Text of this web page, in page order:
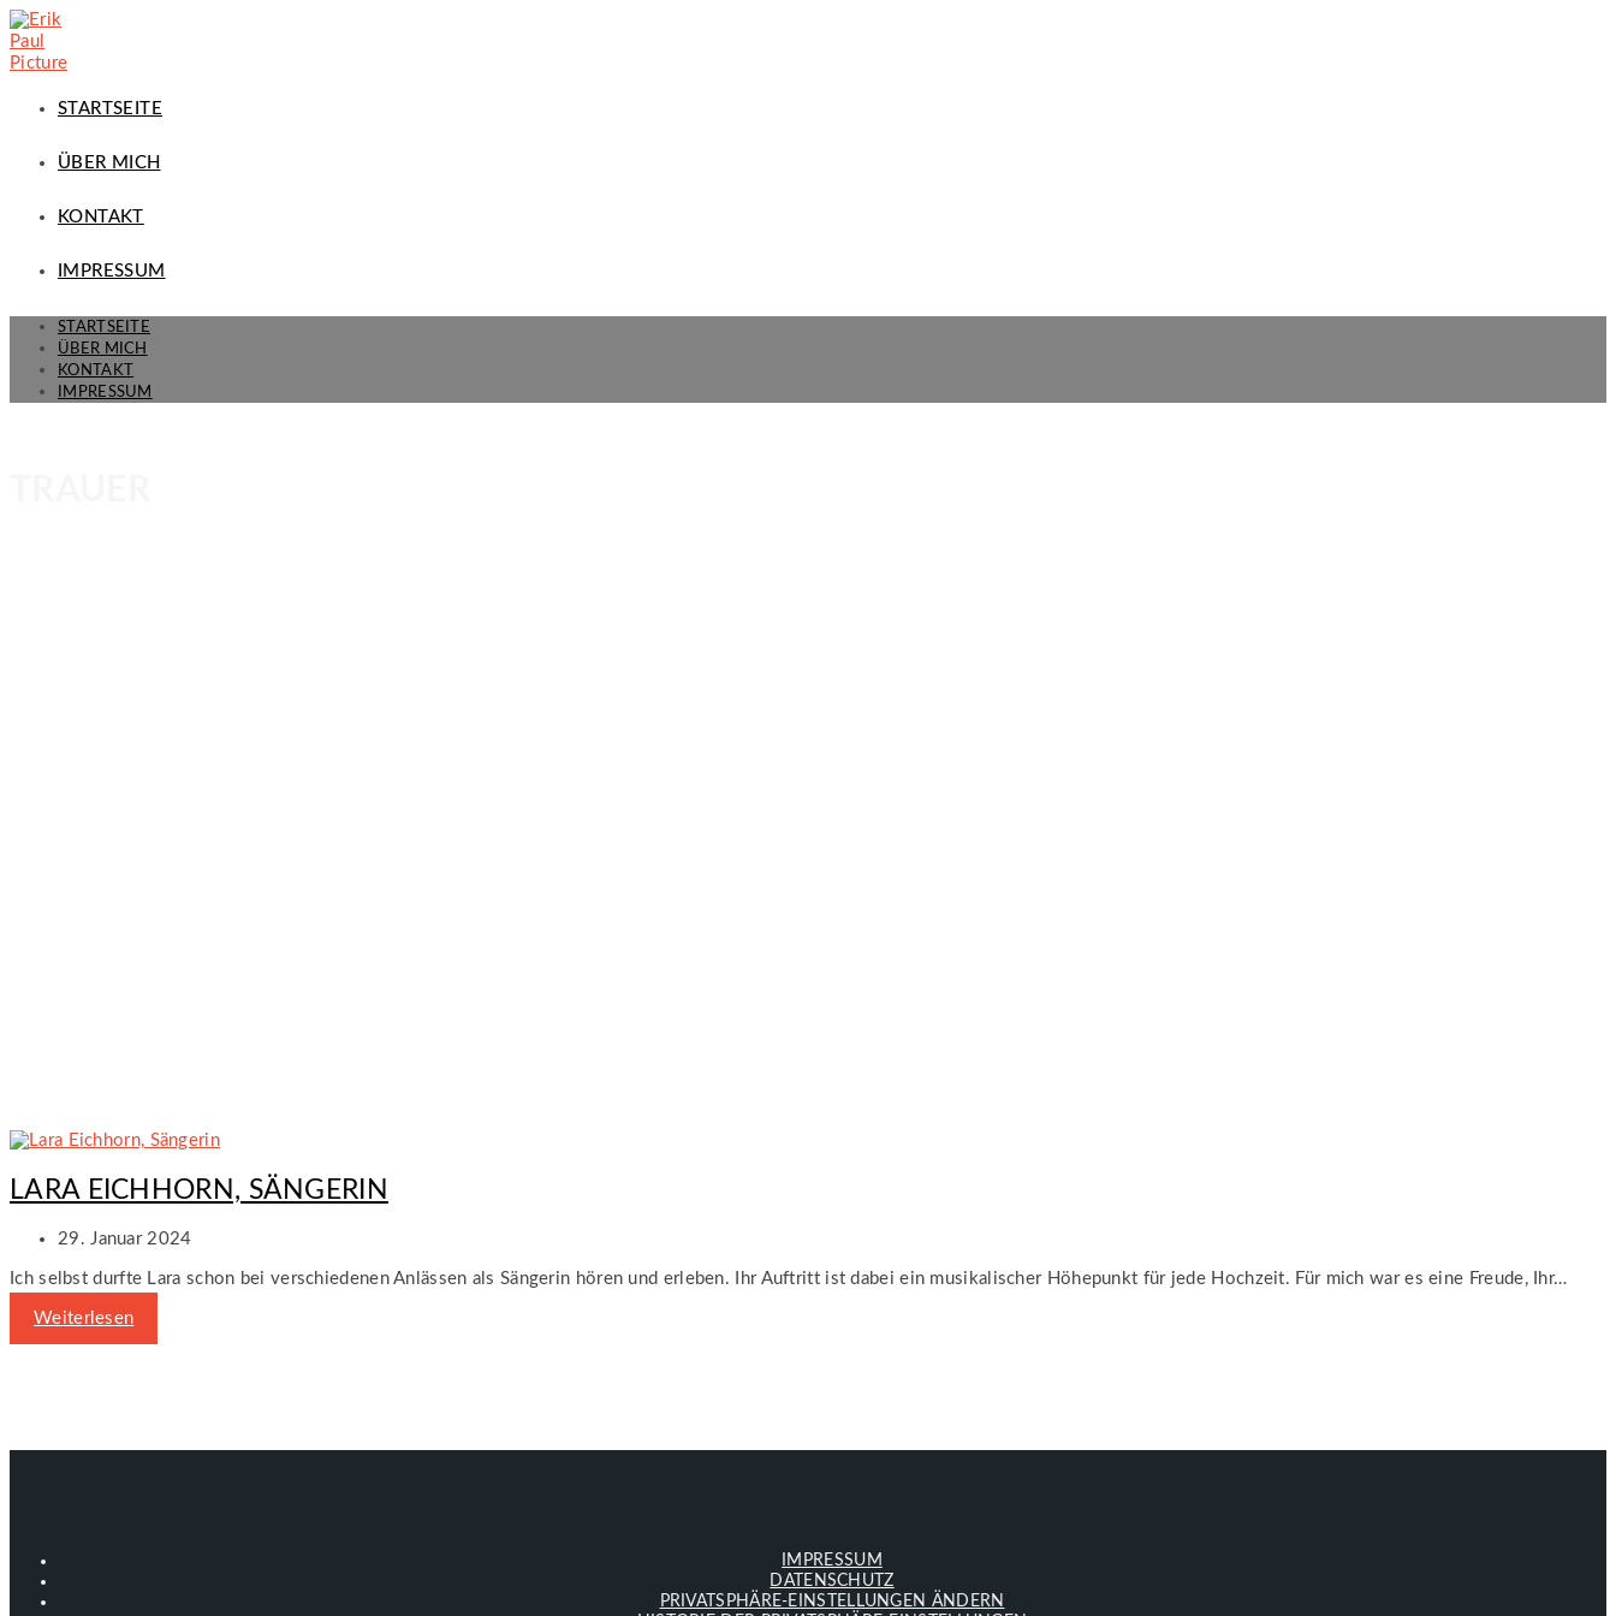
STARTSEITE
ÜBER MICH
KONTAKT
IMPRESSUM
STARTSEITE
ÜBER MICH
KONTAKT
IMPRESSUM
LARA EICHHORN, SÄNGERIN
29. Januar 2024
Ich selbst durfte Lara schon bei verschiedenen Anlässen als Sängerin hören und erleben. Ihr Auftritt ist dabei ein musikalischer Höhepunkt für jede Hochzeit. Für mich war es eine Freude, Ihr…
Weiterlesen
IMPRESSUM
DATENSCHUTZ
PRIVATSPHÄRE-EINSTELLUNGEN ÄNDERN